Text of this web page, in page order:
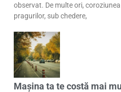
observat. De multe ori,
pragurilor, sub chedere,
Mașina ta te costă mai